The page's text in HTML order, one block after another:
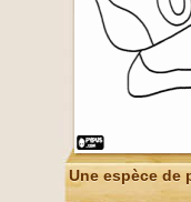
Une espèce de